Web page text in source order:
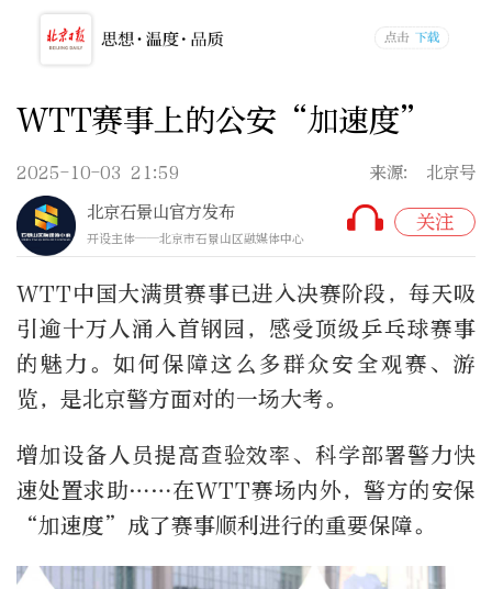
WTT赛事上的公安“加速度”
2025-10-03 21:59
来源: 北京号
北京石景山官方发布
开设主体——北京市石景山区融媒体中心
关注
WTT中国大满贯赛事已进入决赛阶段，每天吸
引逾十万人涌入首钢园，感受顶级乒乓球赛事
的魅力。如何保障这么多群众安全观赛、游
览，是北京警方面对的一场大考。
增加设备人员提高查验效率、科学部署警力快
速处置求助……在WTT赛场内外，警方的安保
“加速度”成了赛事顺利进行的重要保障。